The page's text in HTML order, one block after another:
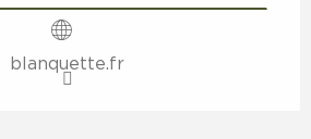
blanquette.fr